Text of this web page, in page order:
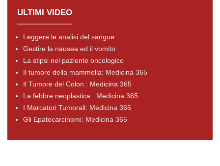
ULTIMI VIDEO
Leggere le analisi del sangue
Gestire la nausea ed il vomito
La stipsi nel paziente oncologico
Il tumore della mammella: Medicina 365
Il Tumore del Colon : Medicina 365
La febbre neoplastica : Medicina 365
I Marcatori Tumorali: Medicina 365
Gli Epatocarcinomi: Medicina 365